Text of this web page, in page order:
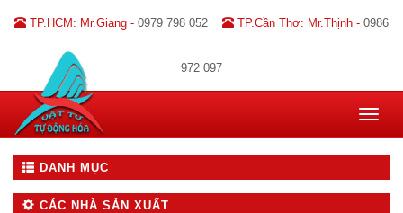
TP.HCM: Mr.Giang - 0979 798 052 TP.Cần Thơ: Mr.Thịnh - 0986
972 097
Toggle
DANH MỤC
CÁC NHÀ SẢN XUẤT